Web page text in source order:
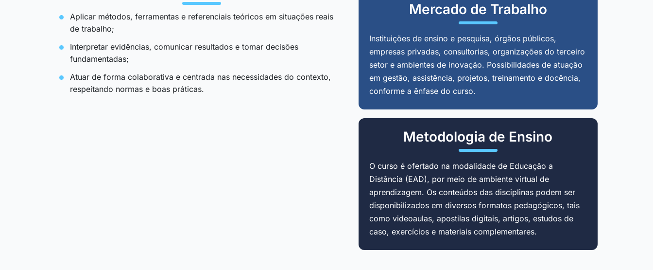
Aplicar métodos, ferramentas e referenciais teóricos em situações reais
de trabalho;
Interpretar evidências, comunicar resultados e tomar decisões
fundamentadas;
Atuar de forma colaborativa e centrada nas necessidades do contexto,
respeitando normas e boas práticas.
Mercado de Trabalho
Instituições de ensino e pesquisa, órgãos públicos,
empresas privadas, consultorias, organizações do terceiro
setor e ambientes de inovação. Possibilidades de atuação
em gestão, assistência, projetos, treinamento e docência,
conforme a ênfase do curso.
Metodologia de Ensino
O curso é ofertado na modalidade de Educação a
Distância (EAD), por meio de ambiente virtual de
aprendizagem. Os conteúdos das disciplinas podem ser
disponibilizados em diversos formatos pedagógicos, tais
como videoaulas, apostilas digitais, artigos, estudos de
caso, exercícios e materiais complementares.